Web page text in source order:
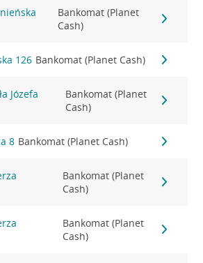
Bankomat (Planet
Cash)
126 Bankomat (Planet Cash)
Józefa
Bankomat (Planet
Cash)
8 Bankomat (Planet Cash)
Bankomat (Planet
Cash)
Bankomat (Planet
Cash)